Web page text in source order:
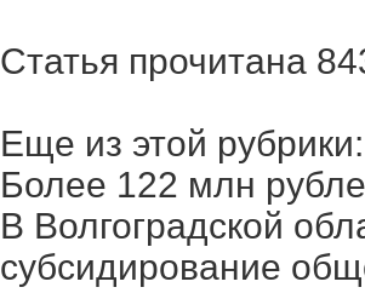
Статья прочитана
Еще из этой рубрики:
Более 122 млн
В Волгоградской
субсидирование